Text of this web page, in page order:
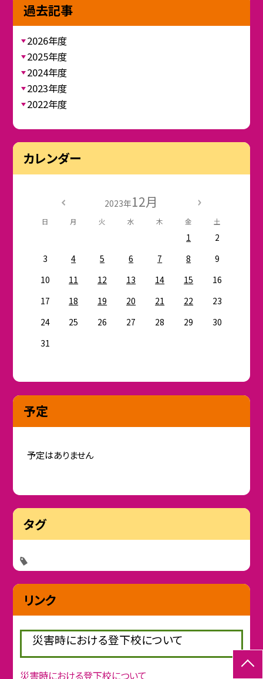
過去記事
2026年度
2025年度
2024年度
2023年度
2022年度
カレンダー
2023年12月
日 月 火 水 木 金 土
1
2
3
4 5 6 7 8
9
10
11 12 13 14 15
16
17
18 19 20 21 22
23
24
25 26 27 28 29
30
31
予定
予定はありません
タグ
リンク
災害時における登下校について
災害時における登下校について